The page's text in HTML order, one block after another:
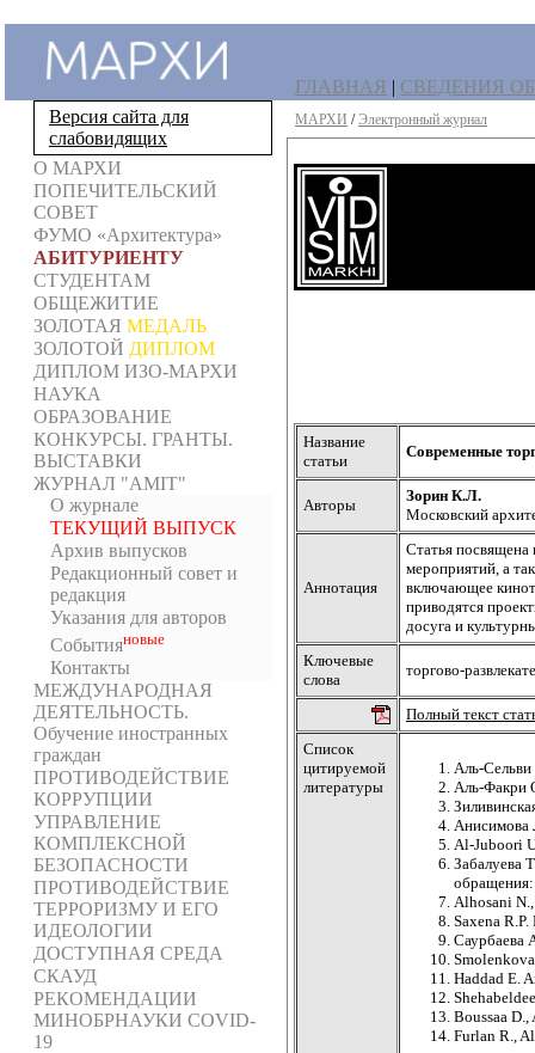
Версия сайта для
слабовидящих
О МАРХИ
ПОПЕЧИТЕЛЬСКИЙ
СОВЕТ
ФУМО «Архитектура»
АБИТУРИЕНТУ
СТУДЕНТАМ
ОБЩЕЖИТИЕ
ЗОЛОТАЯ МЕДАЛЬ
ЗОЛОТОЙ ДИПЛОМ
ДИПЛОМ ИЗО-МАРХИ
НАУКА
ОБРАЗОВАНИЕ
КОНКУРСЫ. ГРАНТЫ.
ВЫСТАВКИ
ЖУРНАЛ "AMIT"
О журнале
ТЕКУЩИЙ ВЫПУСК
Архив выпусков
Редакционный совет и
редакция
Указания для авторов
Событияновыe
Контакты
МЕЖДУНАРОДНАЯ
ДЕЯТЕЛЬНОСТЬ.
Обучение иностранных
граждан
ПРОТИВОДЕЙСТВИЕ
КОРРУПЦИИ
УПРАВЛЕНИЕ
КОМПЛЕКСНОЙ
БЕЗОПАСНОСТИ
ПРОТИВОДЕЙСТВИЕ
ТЕРРОРИЗМУ И ЕГО
ИДЕОЛОГИИ
ДОСТУПНАЯ СРЕДА
СКАУД
РЕКОМЕНДАЦИИ
МИНОБРНАУКИ COVID-
19
ГЛАВНАЯ | СВЕДЕНИЯ
МАРХИ /Электронный журнал
Название
статьи
Современные
Авторы
Зорин К.Л.
Московский
Аннотация
Статья посвящена
мероприятий, а
включающее
приводятся
досуга и
Ключевые
слова
торгово-
Полный текст
Список
цитируемой
литературы
Аль-
Аль-Факри
Анисимова
Al-Juboori
Забалуева
Alhosani
Saxena
Саурбаева
Haddad E.
Boussaa
Furlan R.,